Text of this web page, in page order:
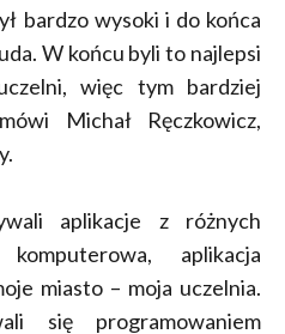
bardzo wysoki i do końca
W końcu byli to najlepsi
więc tym bardziej
Michał Ręczkowicz,
aplikacje z różnych
aplikacja
miasto – moja uczelnia.
się programowaniem